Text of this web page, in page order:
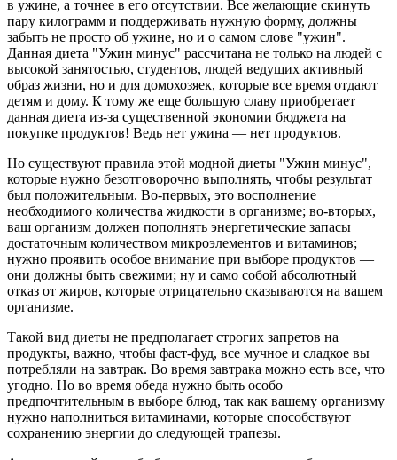
в ужине, а точнее в его отсутствии. Все желающие скинуть
пару килограмм и поддерживать нужную форму, должны
забыть не просто об ужине, но и о самом слове "ужин".
Данная диета "Ужин минус" рассчитана не только на людей с
высокой занятостью, студентов, людей ведущих активный
образ жизни, но и для домохозяек, которые все время отдают
детям и дому. К тому же еще большую славу приобретает
данная диета из-за существенной экономии бюджета на
покупке продуктов! Ведь нет ужина — нет продуктов.
Но существуют правила этой модной диеты "Ужин минус",
которые нужно безотговорочно выполнять, чтобы результат
был положительным. Во-первых, это восполнение
необходимого количества жидкости в организме; во-вторых,
ваш организм должен пополнять энергетические запасы
достаточным количеством микроэлементов и витаминов;
нужно проявить особое внимание при выборе продуктов —
они должны быть свежими; ну и само собой абсолютный
отказ от жиров, которые отрицательно сказываются на вашем
организме.
Такой вид диеты не предполагает строгих запретов на
продукты, важно, чтобы фаст-фуд, все мучное и сладкое вы
потребляли на завтрак. Во время завтрака можно есть все, что
угодно. Но во время обеда нужно быть особо
предпочтительным в выборе блюд, так как вашему организму
нужно наполниться витаминами, которые способствуют
сохранению энергии до следующей трапезы.